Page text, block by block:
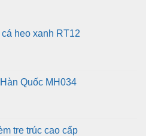
heo xanh RT12
Quốc MH034
tre trúc cao cấp